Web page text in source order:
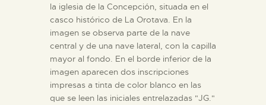
la iglesia de la Concepción, situada en el
casco histórico de La Orotava. En la
imagen se observa parte de la nave
central y de una nave lateral, con la capilla
mayor al fondo. En el borde inferior de la
imagen aparecen dos inscripciones
impresas a tinta de color blanco en las
que se leen las iniciales entrelazadas "JG."